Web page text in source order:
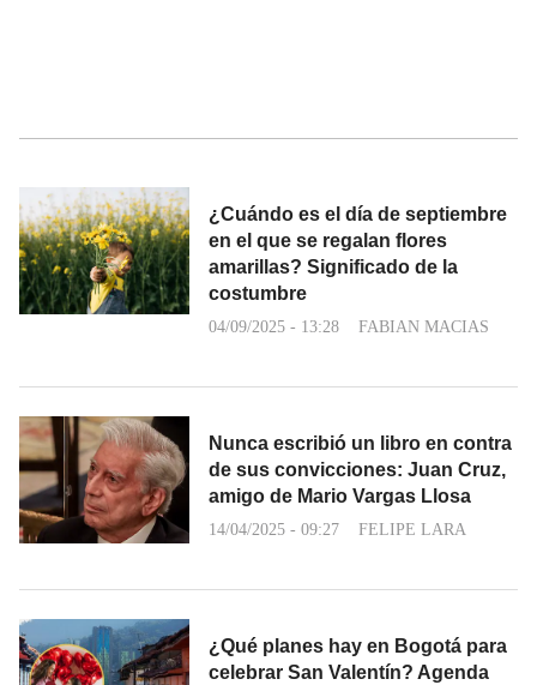
¿Cuándo es el día de septiembre
en el que se regalan flores
amarillas? Significado de la
costumbre
04/09/2025 - 13:28 FABIAN MACIAS
Nunca escribió un libro en contra
de sus convicciones: Juan Cruz,
amigo de Mario Vargas Llosa
14/04/2025 - 09:27 FELIPE LARA
¿Qué planes hay en Bogotá para
celebrar San Valentín? Agenda